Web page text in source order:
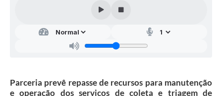
Parceria prevê repasse de recursos para manutenção
e operação dos serviços de coleta e triagem de